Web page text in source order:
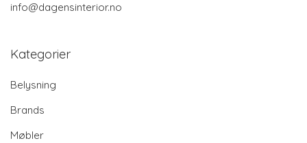
info@dagensinterior.no
Kategorier
Belysning
Brands
Møbler